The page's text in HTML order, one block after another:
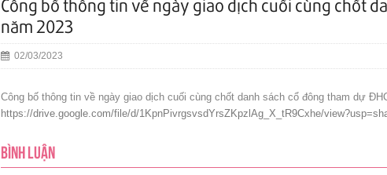
Công bố thông tin về ngày giao dịch cuối cùng chốt
năm 2023
02/03/2023
Công bố thông tin về ngày giao dịch cuối cùng chốt danh sách cổ đông tham dự
https://drive.google.com/file/d/1KpnPivrgsvsdYrsZKpzlAg_X_tR9Cxhe/
BÌNH LUẬN